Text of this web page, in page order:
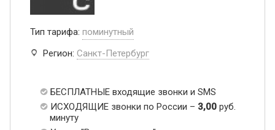
Тип тарифа: поминутный
Регион: Санкт-Петербург
БЕСПЛАТНЫЕ входящие звонки и SMS
ИСХОДЯЩИЕ звонки по России – 3,00 руб.
минуту